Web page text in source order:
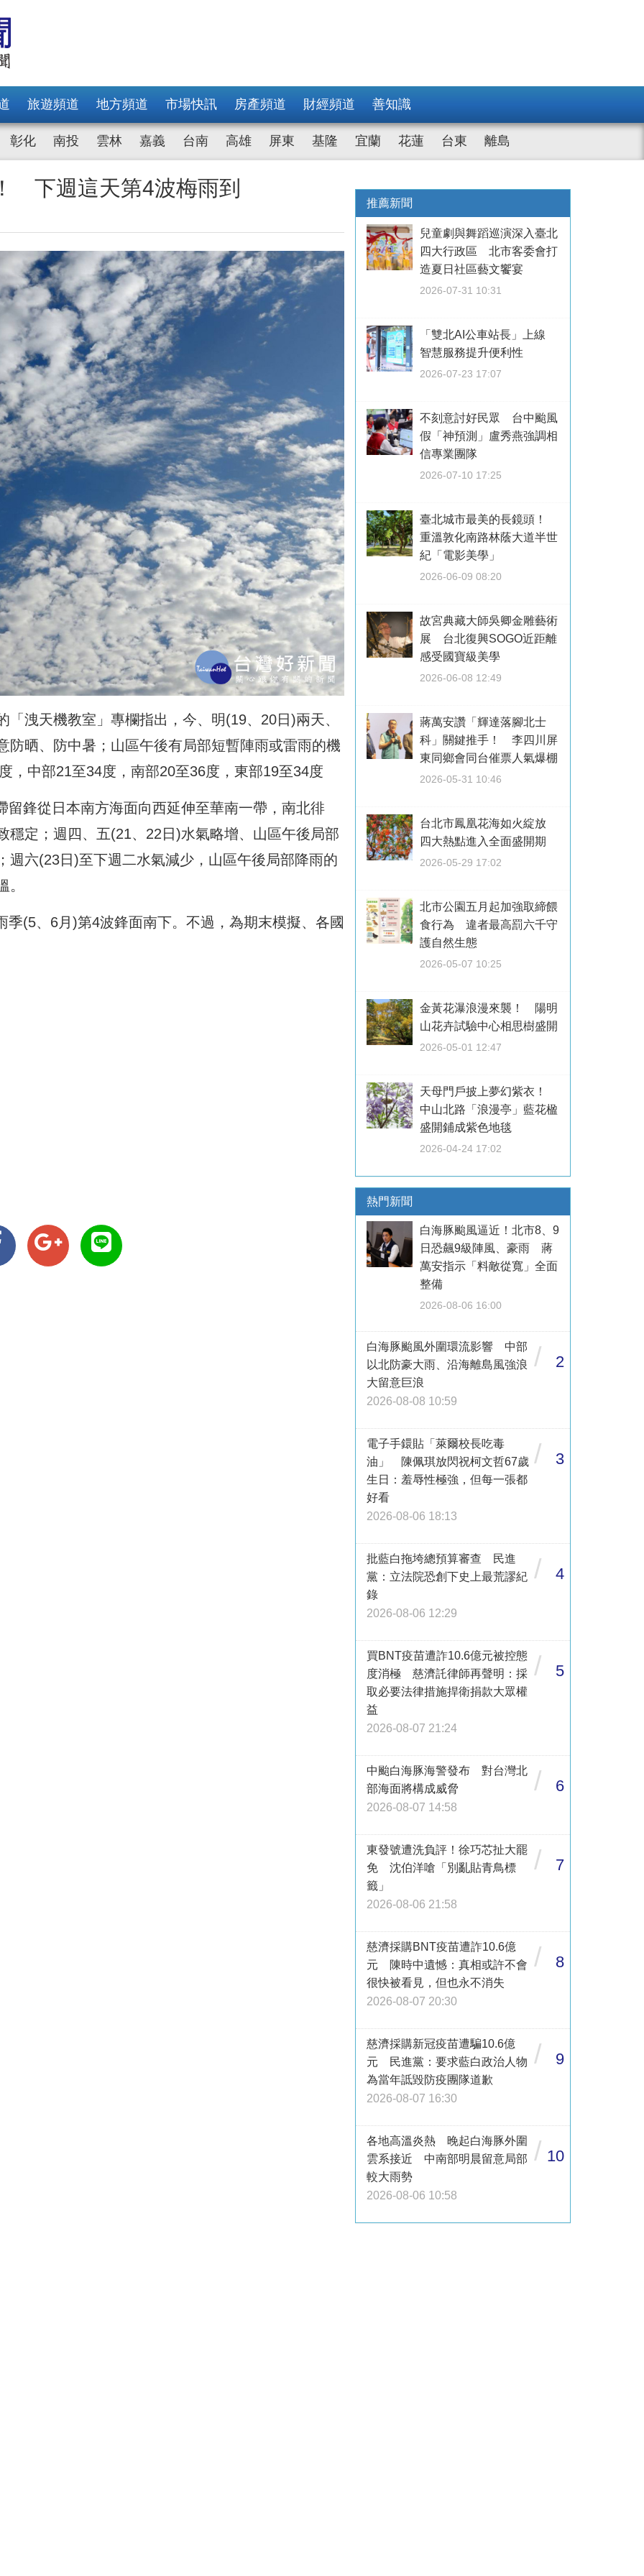
旅遊頻道 地方頻道 市場快訊 房產頻道 財經頻道 善知識
彰化 南投 雲林 嘉義 台南 高雄 屏東 基隆 宜蘭 花蓮 台東 離島
下週這天第4波梅雨到
洩天機教室」專欄指出，今、明(19、20日)兩天、
防晒、防中暑；山區午後有局部短暫陣雨或雷雨的機
，中部21至34度，南部20至36度，東部19至34度
鋒從日本南方海面向西延伸至華南一帶，南北徘
穩定；週四、五(21、22日)水氣略增、山區午後局部
週六(23日)至下週二水氣減少，山區午後局部降雨的
(5、6月)第4波鋒面南下。不過，為期末模擬、各國
推薦新聞
兒童劇與舞蹈巡演深入臺北
四大行政區 北市客委會打
造夏日社區藝文饗宴
2026-07-31 10:31
「雙北AI公車站長」上線
智慧服務提升便利性
2026-07-23 17:07
不刻意討好民眾 台中颱風
假「神預測」盧秀燕強調相
信專業團隊
2026-07-10 17:25
臺北城市最美的長鏡頭！
重溫敦化南路林蔭大道半世
紀「電影美學」
2026-06-09 08:20
故宮典藏大師吳卿金雕藝術
展 台北復興SOGO近距離
感受國寶級美學
2026-06-08 12:49
蔣萬安讚「輝達落腳北士
科」關鍵推手！ 李四川屏
東同鄉會同台催票人氣爆棚
2026-05-31 10:46
台北市鳳凰花海如火綻放
四大熱點進入全面盛開期
2026-05-29 17:02
北市公園五月起加強取締餵
食行為 違者最高罰六千守
護自然生態
2026-05-07 10:25
金黃花瀑浪漫來襲！ 陽明
山花卉試驗中心相思樹盛開
2026-05-01 12:47
天母門戶披上夢幻紫衣！
中山北路「浪漫亭」藍花楹
盛開鋪成紫色地毯
2026-04-24 17:02
熱門新聞
白海豚颱風逼近！北市8、9
日恐飆9級陣風、豪雨 蔣
萬安指示「料敵從寬」全面
整備
2026-08-06 16:00
白海豚颱風外圍環流影響 中部
以北防豪大雨、沿海離島風強浪
大留意巨浪
2026-08-08 10:59
/ 2
電子手鐶貼「萊爾校長吃毒
油」 陳佩琪放閃祝柯文哲67歲
生日：羞辱性極強，但每一張都
好看
2026-08-06 18:13
/ 3
批藍白拖垮總預算審查 民進
黨：立法院恐創下史上最荒謬紀
錄
2026-08-06 12:29
/ 4
買BNT疫苗遭詐10.6億元被控態
度消極 慈濟託律師再聲明：採
取必要法律措施捍衛捐款大眾權
益
2026-08-07 21:24
/ 5
中颱白海豚海警發布 對台灣北
部海面將構成威脅
2026-08-07 14:58
/ 6
東發號遭洗負評！徐巧芯扯大罷
免 沈伯洋嗆「別亂貼青鳥標
籤」
2026-08-06 21:58
/ 7
慈濟採購BNT疫苗遭詐10.6億
元 陳時中遺憾：真相或許不會
很快被看見，但也永不消失
2026-08-07 20:30
/ 8
慈濟採購新冠疫苗遭騙10.6億
元 民進黨：要求藍白政治人物
為當年詆毀防疫團隊道歉
2026-08-07 16:30
/ 9
各地高溫炎熱 晚起白海豚外圍
雲系接近 中南部明晨留意局部
較大雨勢
2026-08-06 10:58
/ 10